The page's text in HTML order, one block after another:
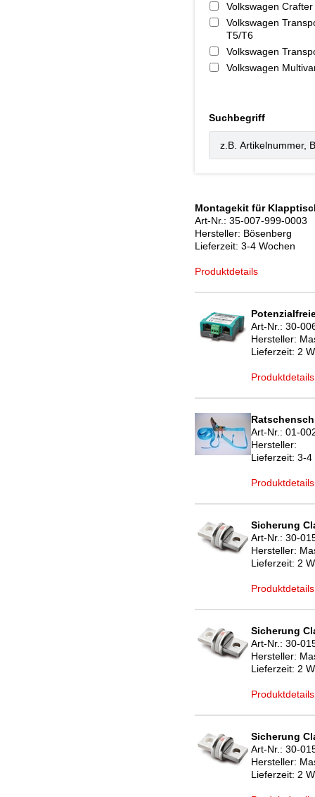
Volkswagen
Volkswagen
T5/T6
Volkswagen
Volkswagen
Suchbegriff
Montagekit für
Art-Nr.: 35-007-999-0003
Hersteller: Bösenberg
Lieferzeit: 3-4 Wochen
Produktdetails
Art-Nr.: 30-
Hersteller:
Lieferzeit: 2
Produktdetails
Art-Nr.: 01-
Hersteller:
Lieferzeit: 3-4
Produktdetails
Sicherung
Art-Nr.: 30-
Hersteller:
Lieferzeit: 2
Produktdetails
Sicherung
Art-Nr.: 30-
Hersteller:
Lieferzeit: 2
Produktdetails
Sicherung
Art-Nr.: 30-
Hersteller:
Lieferzeit: 2